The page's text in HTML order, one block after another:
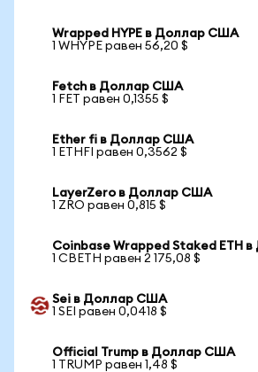
Wrapped HYPE в Доллар США
1 WHYPE равен 56,20 $
Fetch в Доллар США
1 FET равен 0,1355 $
Ether fi в Доллар США
1 ETHFI равен 0,3562 $
LayerZero в Доллар США
1 ZRO равен 0,815 $
Coinbase Wrapped Staked ETH
1 CBETH равен 2 175,08 $
Sei в Доллар США
1 SEI равен 0,0418 $
Official Trump в Доллар США
1 TRUMP равен 1,48 $